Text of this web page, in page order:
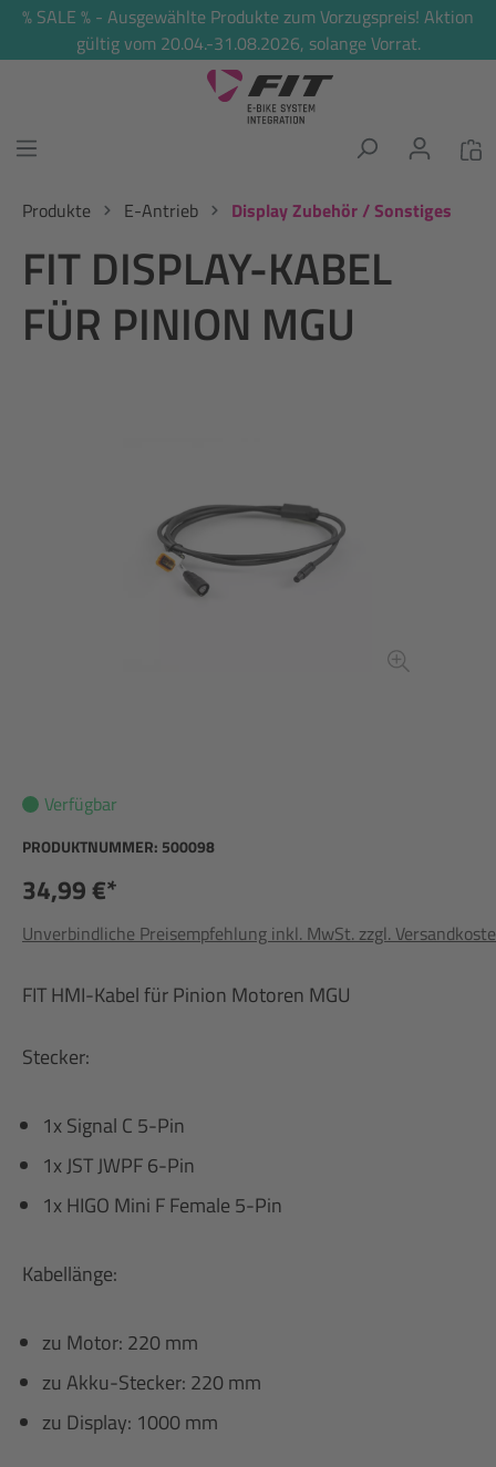
springen
% SALE % - Ausgewählte Produkte zum Vorzugspreis! Aktion
gültig vom 20.04.-31.08.2026, solange Vorrat.
Produkte E-Antrieb Display Zubehör / Sonstiges
FIT DISPLAY-KABEL
FÜR PINION MGU
Verfügbar
PRODUKTNUMMER: 500098
34,99 €*
Unverbindliche Preisempfehlung inkl. MwSt. zzgl.
FIT HMI-Kabel für Pinion Motoren MGU
Stecker:
1x Signal C 5-Pin
1x JST JWPF 6-Pin
1x HIGO Mini F Female 5-Pin
Kabellänge:
zu Motor: 220 mm
zu Akku-Stecker: 220 mm
zu Display: 1000 mm